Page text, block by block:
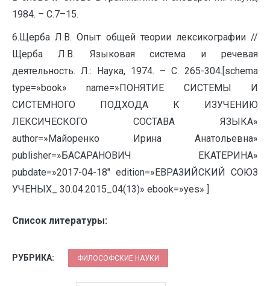
1984. – С.7–15.
6.Щерба Л.В. Опыт общей теории лексикографии //
Щерба Л.В. Языковая система и речевая
деятельность. Л.: Наука, 1974. – С. 265-304.[schema
type=»book» name=»ПОНЯТИЕ СИСТЕМЫ И
СИСТЕМНОГО ПОДХОДА К ИЗУЧЕНИЮ
ЛЕКСИЧЕСКОГО СОСТАВА ЯЗЫКА»
author=»Майоренко Ирина Анатольевна»
publisher=»БАСАРАНОВИЧ ЕКАТЕРИНА»
pubdate=»2017-04-18″ edition=»ЕВРАЗИЙСКИЙ СОЮЗ
УЧЕНЫХ_ 30.04.2015_04(13)» ebook=»yes» ]
Список литературы:
РУБРИКА: ФИЛОСОФСКИЕ НАУКИ